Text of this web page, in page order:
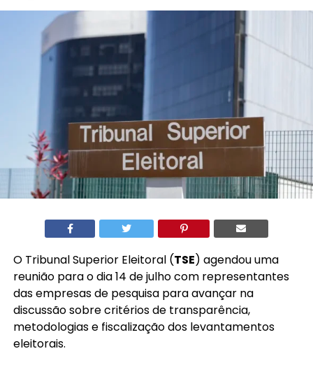
O Tribunal Superior Eleitoral (TSE) agendou uma
reunião para o dia 14 de julho com representantes
das empresas de pesquisa para avançar na
discussão sobre critérios de transparência,
metodologias e fiscalização dos levantamentos
eleitorais.